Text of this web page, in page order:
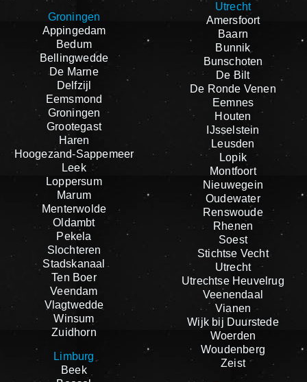
Groningen
Appingedam
Bedum
Bellingwedde
De Marne
Delfzijl
Eemsmond
Groningen
Grootegast
Haren
Hoogezand-Sappemeer
Leek
Loppersum
Marum
Menterwolde
Oldambt
Pekela
Slochteren
Stadskanaal
Ten Boer
Veendam
Vlagtwedde
Winsum
Zuidhorn
Limburg
Beek
Utrecht
Amersfoort
Baarn
Bunnik
Bunschoten
De Bilt
De Ronde Venen
Eemnes
Houten
IJsselstein
Leusden
Lopik
Montfoort
Nieuwegein
Oudewater
Renswoude
Rhenen
Soest
Stichtse Vecht
Utrecht
Utrechtse Heuvelrug
Veenendaal
Vianen
Wijk bij Duurstede
Woerden
Woudenberg
Zeist